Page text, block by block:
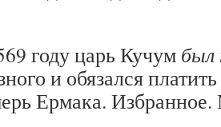
году царь Кучум был
и обязался
Ермака.